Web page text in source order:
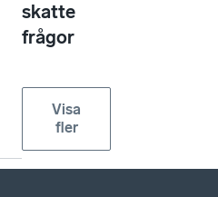
skatte
frågor
Visa
fler